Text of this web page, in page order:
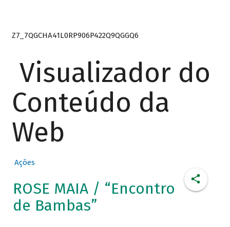
Z7_7QGCHA41L0RP906P422Q9QGGQ6
Visualizador do
Conteúdo da
Web
Ações
ROSE MAIA / “Encontro
de Bambas”